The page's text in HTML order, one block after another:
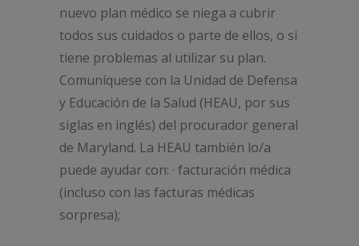
nuevo plan médico se niega a cubrir
todos sus cuidados o parte de ellos, o si
tiene problemas al utilizar su plan.
Comuníquese con la Unidad de Defensa
y Educación de la Salud (HEAU, por sus
siglas en inglés) del procurador general
de Maryland. La HEAU también lo/a
puede ayudar con: · facturación médica
(incluso con las facturas médicas
sorpresa);